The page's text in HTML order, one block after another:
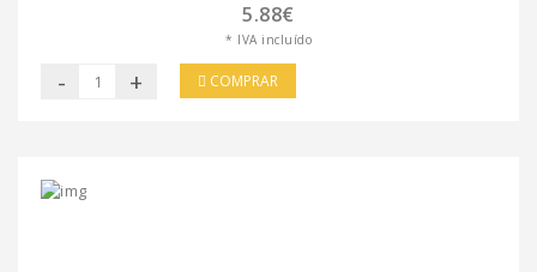
5.88€
* IVA incluído
- + COMPRAR